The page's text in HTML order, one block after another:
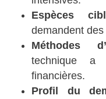
Espèces
demandent
Méthodes
technique a
financières.
Profil du